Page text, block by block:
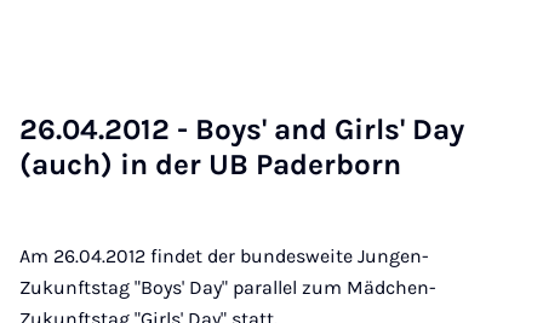
26.04.2012 - Boys' and Girls' Day
(auch) in der UB Pa­der­born
Am 26.04.2012 findet der bundesweite Jungen-
Zukunftstag "Boys' Day" parallel zum Mädchen-